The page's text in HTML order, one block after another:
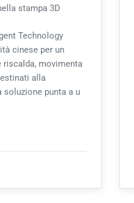
stampa 3D
Technology
cinese per un
movimenta
alla
soluzione punta a u